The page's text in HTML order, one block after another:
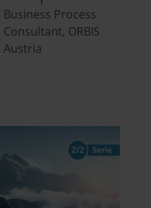
Business Process
Consultant, ORBIS
Austria